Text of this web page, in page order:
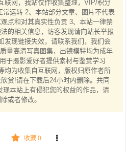
联网，我站仅作收集整理，VIP/积分
运转 2、本站部分文章、图片不代表
点和对其真实性负责 3、本站一律禁
的相关信息，访客发现请向站长举报
发现链接失效，请联系我们，我们会
量高清写真图集，出镜模特均为成年
于摄影爱好者提供素材与鉴赏学习
均为收集自互联网，版权归原作者所
赏!请在下载后24小时内删除。共同
本站上有侵犯您的权益的作品，请
或者修改。
收藏 0